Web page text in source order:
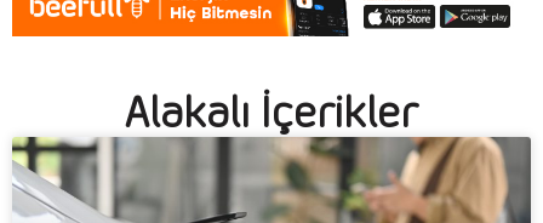
Alakalı İçerikler